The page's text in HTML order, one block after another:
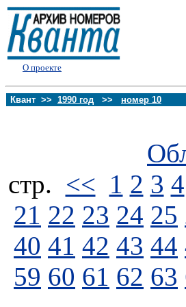
О проекте
Квант >> 1990 год >> номер 10
стp. << 1 2 3 4
21 22 23 24 25
40 41 42 43 44
59 60 61 62 63